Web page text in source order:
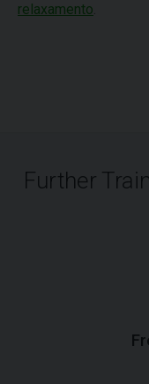
relaxamento
Further